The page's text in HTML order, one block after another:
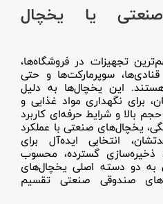
یا یخچال
تجهیزات در فروشگاه‌ها،
قنادی‌ها، سوپرمارکت‌ها و حتی
هستند. این یخچال‌ها به دلیل
برای نگهداری مواد غذایی و
بالا و شرایط حرفه‌ای کاربرد
یخچال‌های صنعتی با عملکرد
انتخابی ایده‌آل برای
ذخیره‌سازی گسترده، محسوب
دو دسته اصلی یخچال‌های
صندوقی صنعتی تقسیم